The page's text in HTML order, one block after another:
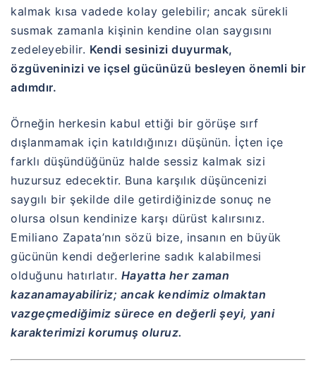
kalmak kısa vadede kolay gelebilir; ancak sürekli
susmak zamanla kişinin kendine olan saygısını
zedeleyebilir. Kendi sesinizi duyurmak,
özgüveninizi ve içsel gücünüzü besleyen önemli bir
adımdır.
Örneğin herkesin kabul ettiği bir görüşe sırf
dışlanmamak için katıldığınızı düşünün. İçten içe
farklı düşündüğünüz halde sessiz kalmak sizi
huzursuz edecektir. Buna karşılık düşüncenizi
saygılı bir şekilde dile getirdiğinizde sonuç ne
olursa olsun kendinize karşı dürüst kalırsınız.
Emiliano Zapata’nın sözü bize, insanın en büyük
gücünün kendi değerlerine sadık kalabilmesi
olduğunu hatırlatır. Hayatta her zaman
kazanamayabiliriz; ancak kendimiz olmaktan
vazgeçmediğimiz sürece en değerli şeyi, yani
karakterimizi korumuş oluruz.